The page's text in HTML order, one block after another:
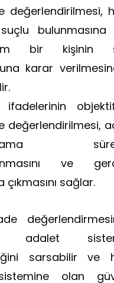
değerlendirilmesi,
bulunmasına
bir kişinin
karar
ifadelerinin
değerlendirilmesi,
ve
çıkmasını sağlar.
adalet
sarsabilir ve
olan